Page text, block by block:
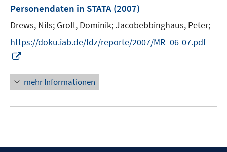
Personendaten in STATA (2007)
Drews, Nils; Groll, Dominik;Jacobebbinghaus, Peter;
https://doku.iab.de/fdz/reporte/2007/MR_06-07.pdf
n
e
u
mehr Informationen